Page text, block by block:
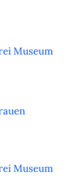
Museum
Museum